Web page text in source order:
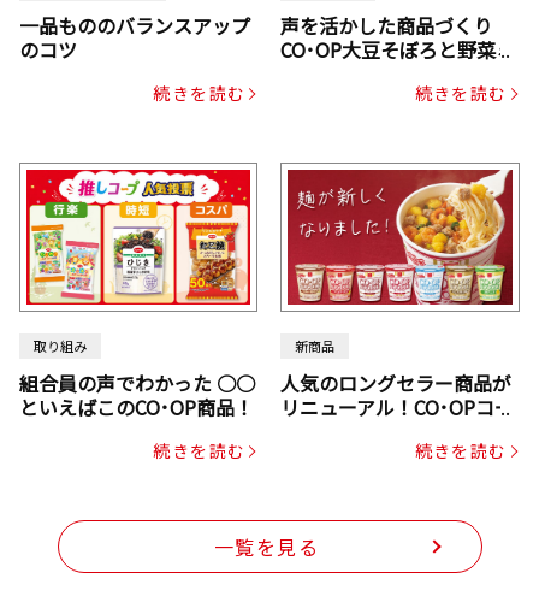
一品もののバランスアップ
のコツ
続きを読む
声を活かした商品づくり
CO･OP大豆そぼろと野菜ミ
じん・コーン入り）続きを読む
取り組み
組合員の声でわかった ○○
といえばこのCO･OP商品！
続きを読む
新商品
人気のロングセラー商品が
リニューアル！CO･OPコー
続きを読む
一覧を見る